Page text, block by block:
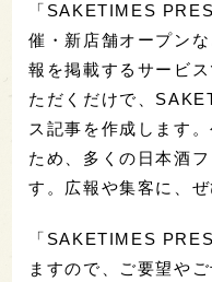
「SAKETIMES
催・新店舗オープン
報を掲載するサービ
ただくだけで、
ス記事を作成します
ため、多くの日本酒
す。広報や集客に、
「SAKETIMES
ますので、ご要望や